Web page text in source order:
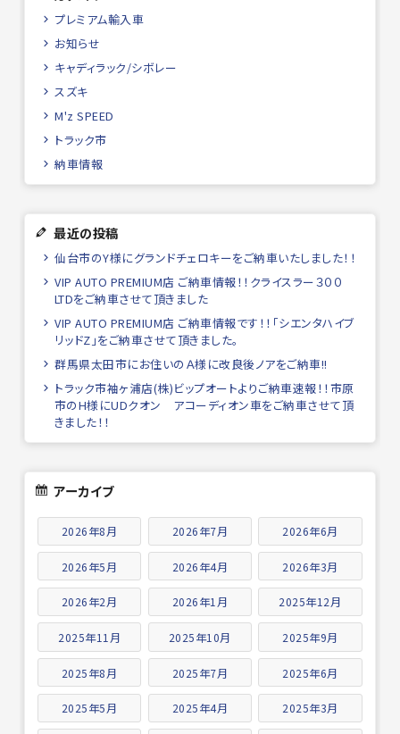
プレミアム輸入車
お知らせ
キャディラック/シボレー
スズキ
M'z SPEED
トラック市
納車情報
最近の投稿
仙台市のY様にグランドチェロキーをご納車いたしました！！
VIP AUTO PREMIUM店 ご納車情報！！クライスラー３００
LTDをご納車させて頂きました
VIP AUTO PREMIUM店 ご納車情報です！！「シエンタハイブ
リッドZ」をご納車させて頂きました。
群馬県太田市にお住いのＡ様に改良後ノアをご納車!!
トラック市袖ヶ浦店(株)ビップオートよりご納車速報！！市原
市のH様にUDクオン アコーディオン車をご納車させて頂
きました！！
アーカイブ
2026年8月 2026年7月 2026年6月
2026年5月 2026年4月 2026年3月
2026年2月 2026年1月 2025年12月
2025年11月 2025年10月 2025年9月
2025年8月 2025年7月 2025年6月
2025年5月 2025年4月 2025年3月